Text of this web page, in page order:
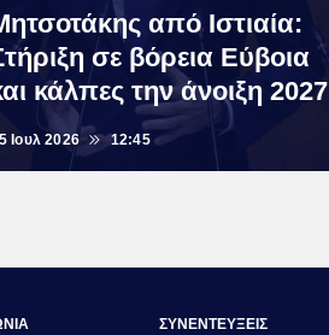
από Ιστιαία:
σε βόρεια Εύβοια
κάλπες την άνοιξη 2027
Ιουλ 2026 12:45
ΣΥΝΕΝΤΕΥΞΕΙΣ